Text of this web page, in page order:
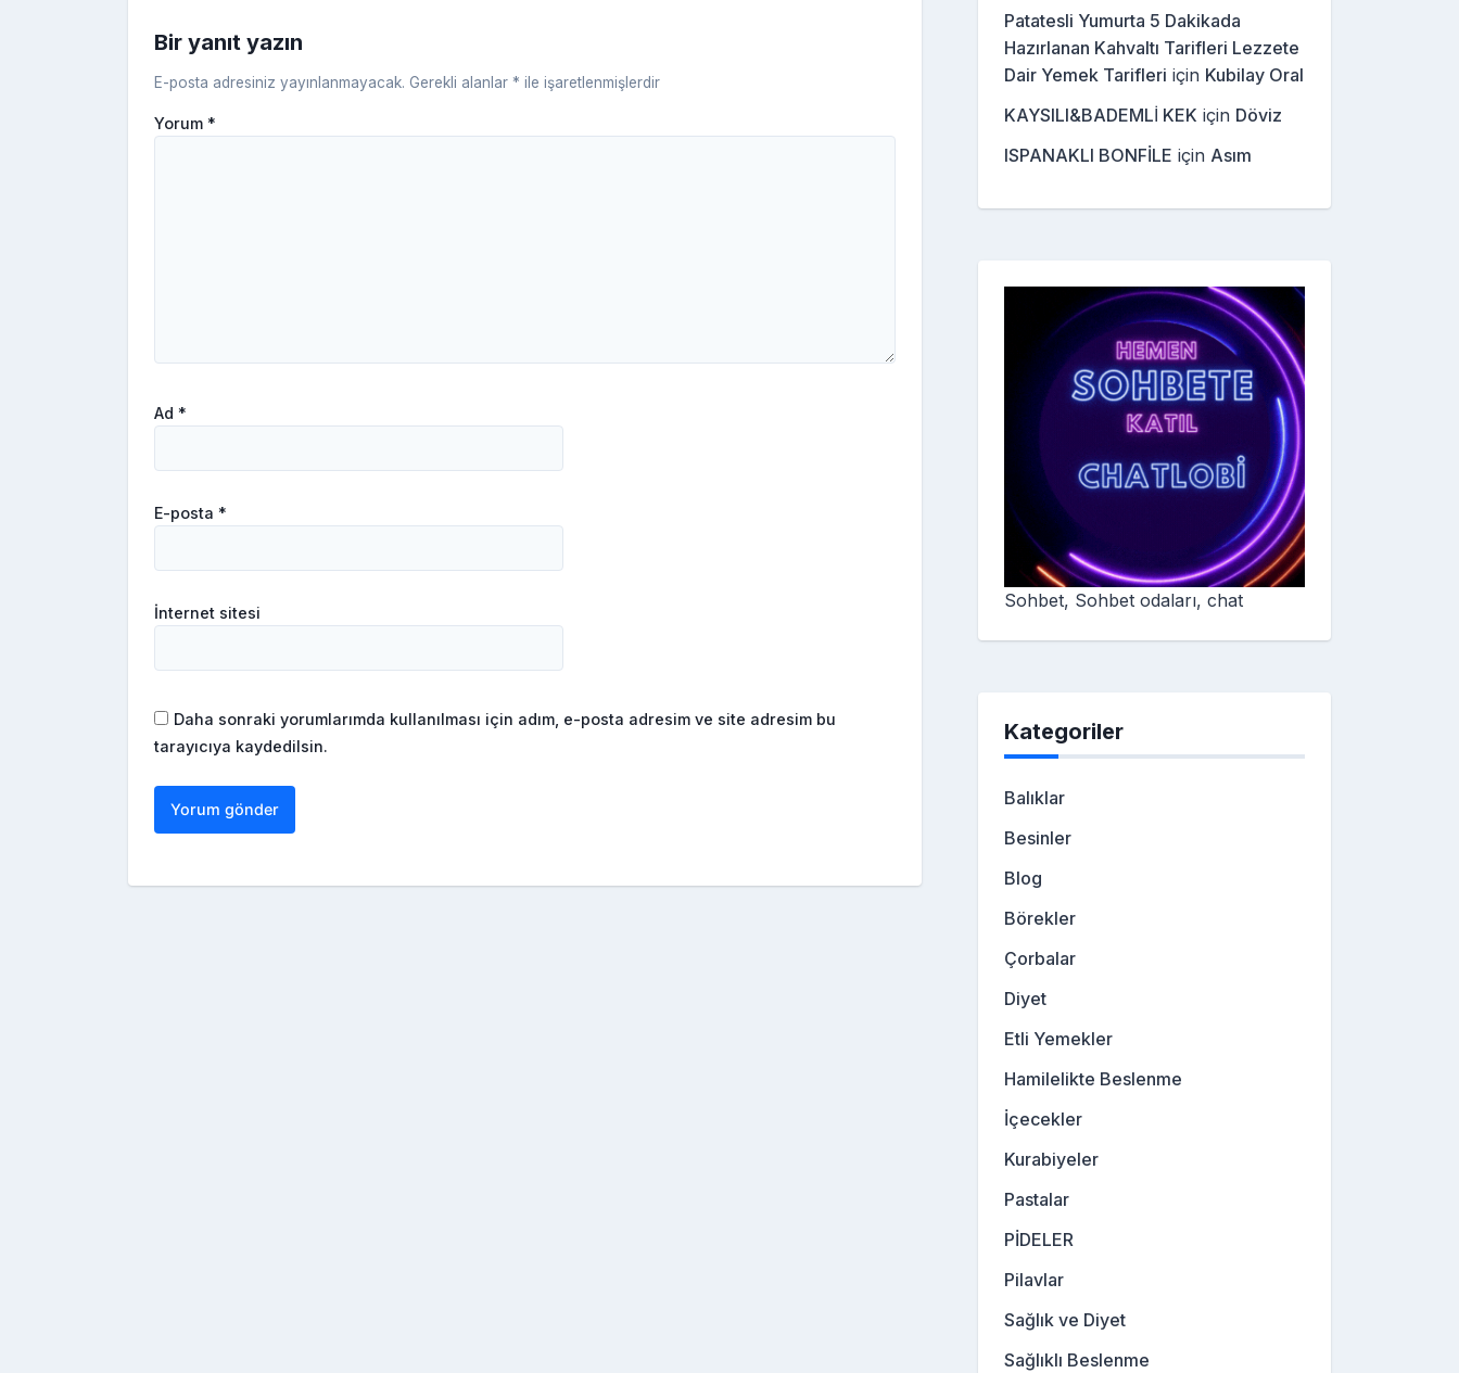
Bir yanıt yazın
E-posta adresiniz yayınlanmayacak. Gerekli alanlar * ile işaretlenmişlerdir
Yorum *
Ad *
E-posta *
İnternet sitesi
Daha sonraki yorumlarımda kullanılması için adım, e-posta adresim ve site adresim bu
tarayıcıya kaydedilsin.
Patatesli Yumurta 5 Dakikada
Hazırlanan Kahvaltı Tarifleri Lezzete
Dair Yemek Tarifleri için Kubilay Oral
KAYSILI&BADEMLİ KEK için Döviz
ISPANAKLI BONFİLE için Asım
Sohbet, Sohbet odaları, chat
Kategoriler
Balıklar
Besinler
Blog
Börekler
Çorbalar
Diyet
Etli Yemekler
Hamilelikte Beslenme
İçecekler
Kurabiyeler
Pastalar
PİDELER
Pilavlar
Sağlık ve Diyet
Sağlıklı Beslenme